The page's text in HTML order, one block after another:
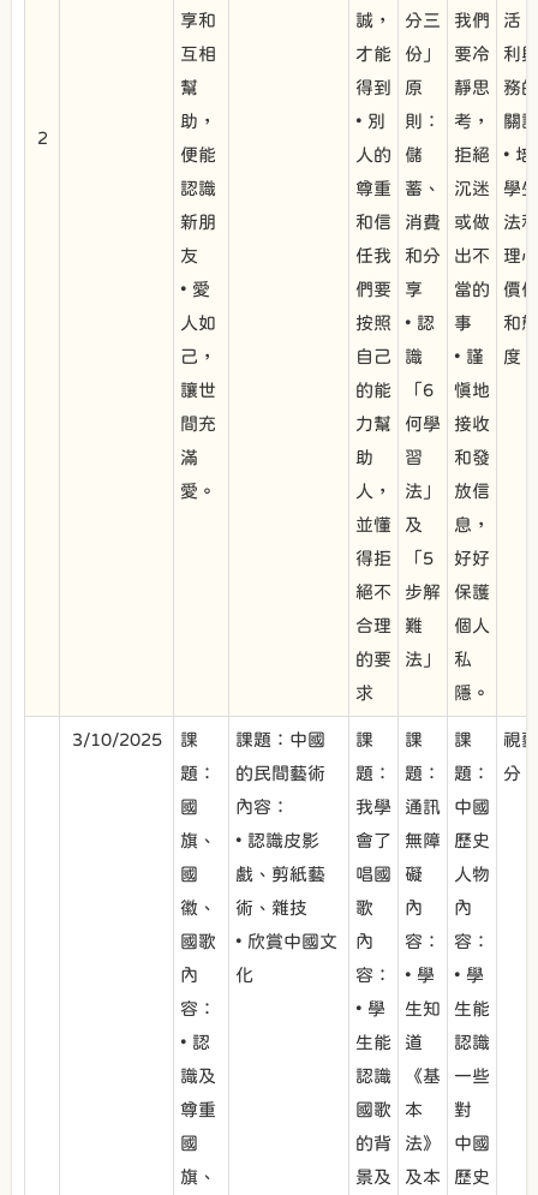
2
享和
互相
幫
助，
便能
認識
新朋
友
• 愛
人如
己，
讓世
間充
滿
愛。
誠，
才能
得到
• 別
人的
尊重
和信
任我
們要
按照
自己
的能
力幫
助
人，
並懂
得拒
絕不
合理
的要
求
分三
份」
原
則：
儲
蓄、
消費
和分
享
• 認
識
「6
何學
習
法」
及
「5
步解
難
法」
我們
要冷
靜思
考，
拒絕
沉迷
或做
出不
當的
事
• 謹
慎地
接收
和發
放信
息，
好好
保護
個人
私
隱。
活
利
務
關
• 培
學
法
理
價
和態
度。
3/10/2025
課
題：
國
旗、
國
徽、
國歌
內
容：
• 認
識及
尊重
國
旗、
課題：中國
的民間藝術
內容：
• 認識皮影
戲、剪紙藝
術、雜技
• 欣賞中國文
化
課
題：
我學
會了
唱國
歌
內
容：
• 學
生能
認識
國歌
的背
景及
課
題：
通訊
無障
礙
內
容：
• 學
生知
道
《基
本
法》
及本
課
題：
中國
歷史
人物
內
容：
• 學
生能
認識
一些
對
中國
歷史
視
分